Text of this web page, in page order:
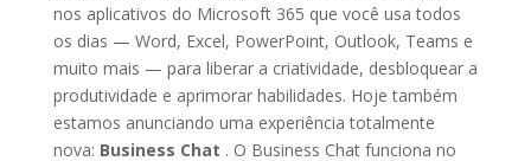
nos aplicativos do Microsoft 365 que você usa todos
os dias — Word, Excel, PowerPoint, Outlook, Teams e
muito mais — para liberar a criatividade, desbloquear a
produtividade e aprimorar habilidades. Hoje também
estamos anunciando uma experiência totalmente
nova: Business Chat . O Business Chat funciona no